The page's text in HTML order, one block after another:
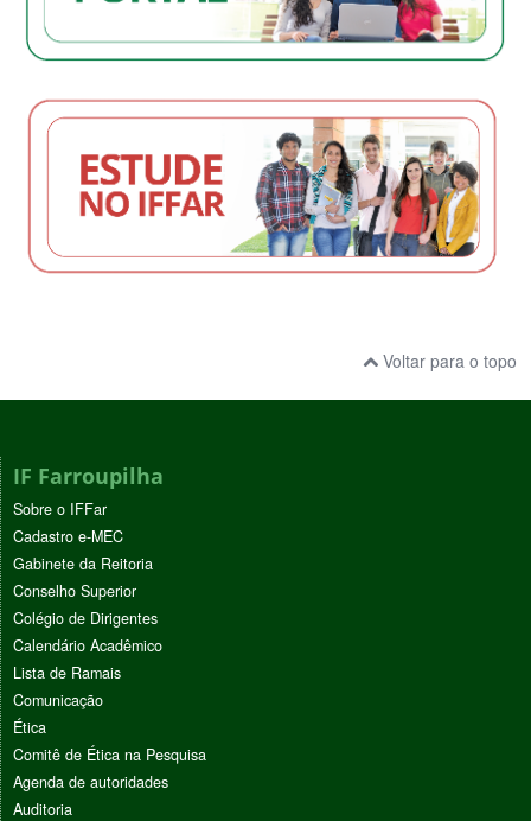
Voltar para o topo
IF Farroupilha
Sobre o IFFar
Cadastro e-MEC
Gabinete da Reitoria
Conselho Superior
Colégio de Dirigentes
Calendário Acadêmico
Lista de Ramais
Comunicação
Ética
Comitê de Ética na Pesquisa
Agenda de autoridades
Auditoria